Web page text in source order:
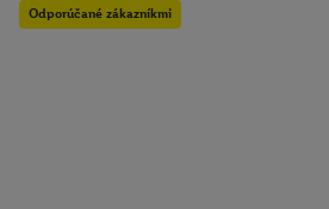
Odporúčané zákazníkmi